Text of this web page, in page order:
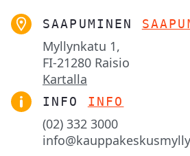
SAAPUMINEN
Myllynkatu 1,
FI-21280 Raisio
Kartalla
INFO INFO
(02) 332 3000